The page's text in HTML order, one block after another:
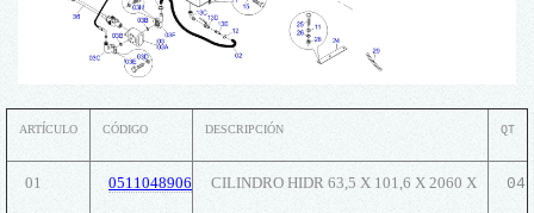
ARTÍCULO CÓDIGO DESCRIPCIÓN QT
01 0511048906 CILINDRO HIDR 63,5 X 101,6 X 2060 X 04